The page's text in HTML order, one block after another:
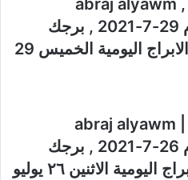
حظك اليوم 29/7/2021 , abraj alyawm
29/7/2021 , ابراج اليوم 29-7-2021 , برجك
اليوم الخميس , توقعات الابراج اليومية الخميس 29
حظك اليوم 26/7/2021 | abraj alyawm
26/7/2021 , ابراج اليوم 26-7-2021 , برجك
اليوم الاثنين , توقعات الابراج اليومية الاثنين ٢٦ يوليو